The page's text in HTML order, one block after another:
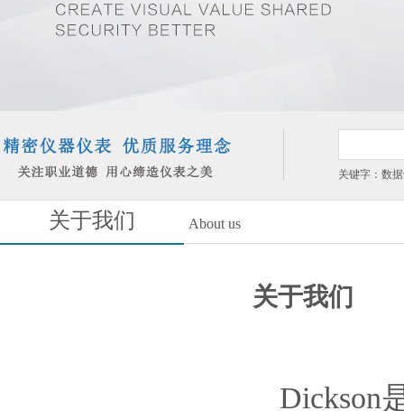
关键字：数
关于我们 About us
关于我们
Dickson